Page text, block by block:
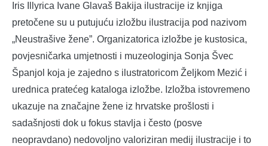
Iris Illyrica Ivane Glavaš Bakija ilustracije iz knjiga
pretočene su u putujuću izložbu ilustracija pod nazivom
„Neustrašive žene”. Organizatorica izložbe je kustosica,
povjesničarka umjetnosti i muzeologinja Sonja Švec
Španjol koja je zajedno s ilustratoricom Željkom Mezić i
urednica pratećeg kataloga izložbe. Izložba istovremeno
ukazuje na značajne žene iz hrvatske prošlosti i
sadašnjosti dok u fokus stavlja i često (posve
neopravdano) nedovoljno valoriziran medij ilustracije i to